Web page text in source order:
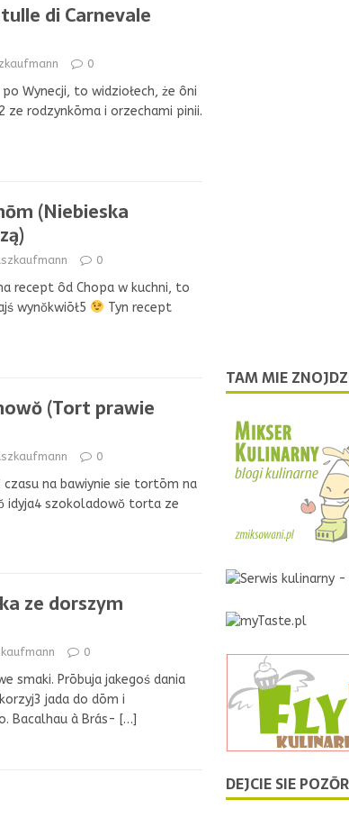
di Carnevale
0
Wynecji, to widziołech, że ôni
ze rodzynkōma i orzechami pinii.
(Niebieska
0
recept ôd Chopa w kuchni, to
wynŏkwiōł5
Tyn recept
(Tort prawie
0
czasu na bawiynie sie tortōm na
idyja4 szokoladowŏ torta ze
ze dorszym
0
smaki. Prōbuja jakegoś dania
jada do dōm i
Bacalhau à Brás- […]
TAM MIE
DEJCIE SIE POZŌR